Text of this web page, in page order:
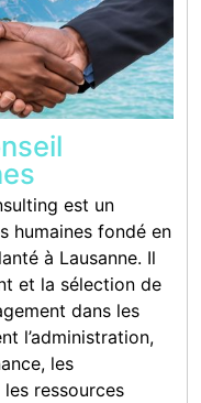
est un
humaines fondé en
à Lausanne. Il
et la sélection de
dans les
l’administration,
les
ressources